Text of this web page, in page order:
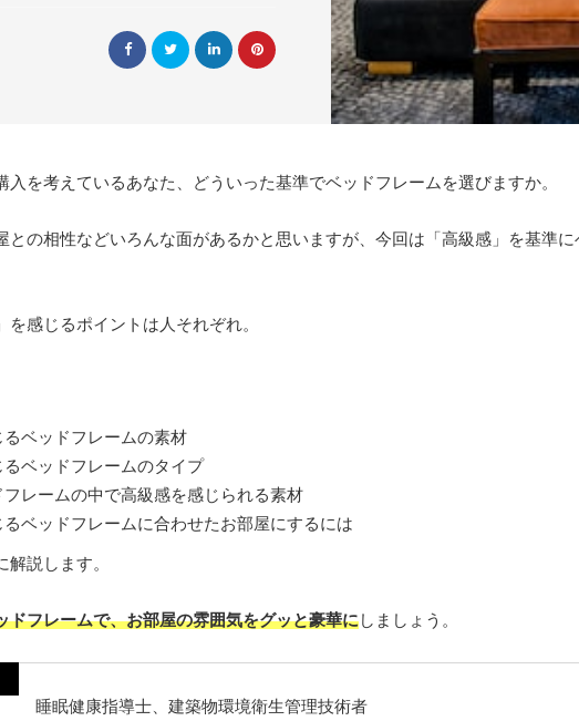
入を考えているあなた、どういった基準でベッドフレームを選びますか。
との相性などいろんな面があるかと思いますが、今回は「高級感」を基準
を感じるポイントは人それぞれ。
ベッドフレームの素材
ベッドフレームのタイプ
フレームの中で高級感を感じられる素材
ベッドフレームに合わせたお部屋にするには
解説します。
ドフレームで、お部屋の雰囲気をグッと豪華にしましょう。
睡眠健康指導士、建築物環境衛生管理技術者